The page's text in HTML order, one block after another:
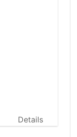
Details